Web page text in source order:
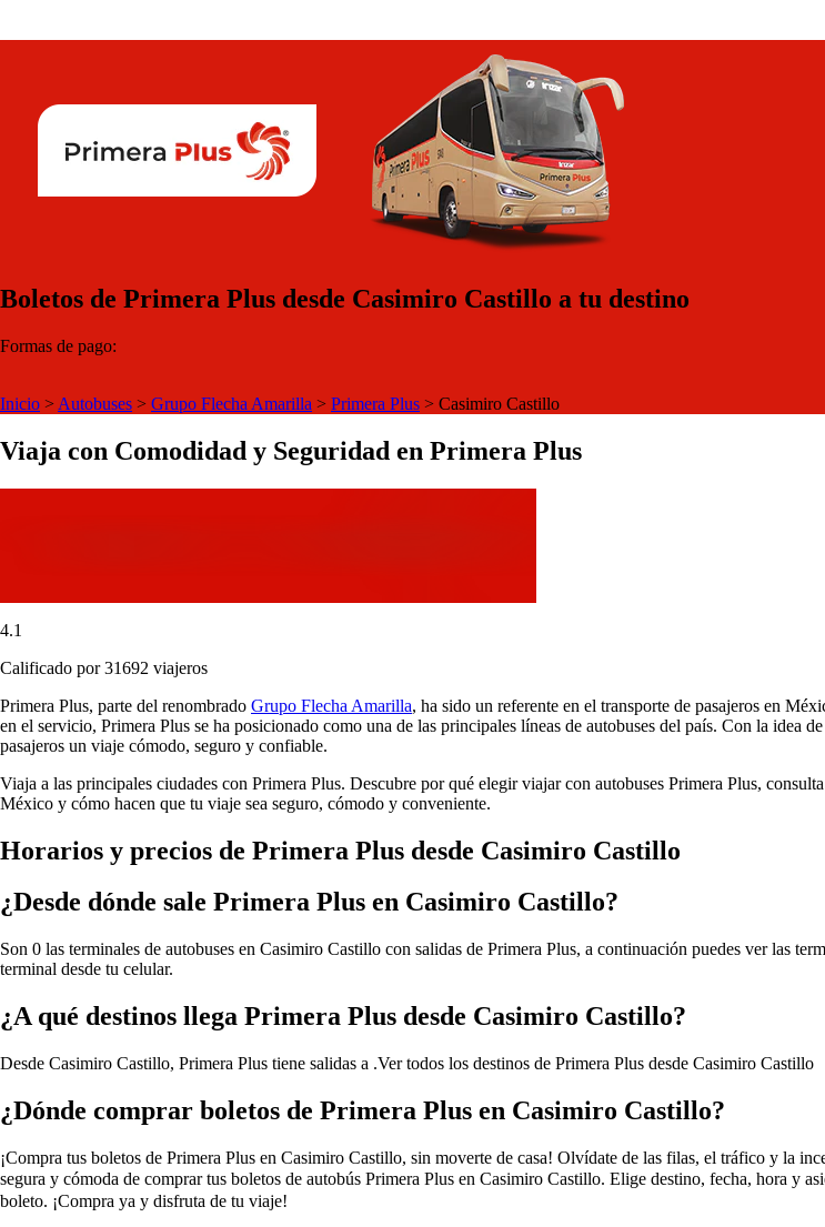
Boletos de Primera Plus desde Casimiro Castillo a tu destino
Formas de pago:
Inicio > Autobuses > Grupo Flecha Amarilla > Primera Plus > Casimiro Castillo
Viaja con Comodidad y Seguridad en Primera Plus
4.1
Calificado por 31692 viajeros
Primera Plus, parte del renombrado Grupo Flecha Amarilla, ha sido un referente en el transporte de pasajeros en
en el servicio, Primera Plus se ha posicionado como una de las principales líneas de autobuses del país. Con la
pasajeros un viaje cómodo, seguro y confiable.
Viaja a las principales ciudades con Primera Plus. Descubre por qué elegir viajar con autobuses Primera Plus,
México y cómo hacen que tu viaje sea seguro, cómodo y conveniente.
Horarios y precios de Primera Plus desde Casimiro Castillo
¿Desde dónde sale Primera Plus en Casimiro Castillo?
Son 0 las terminales de autobuses en Casimiro Castillo con salidas de Primera Plus, a continuación puedes ver las
terminal desde tu celular.
¿A qué destinos llega Primera Plus desde Casimiro Castillo?
Desde Casimiro Castillo, Primera Plus tiene salidas a .Ver todos los destinos de Primera Plus desde Casimiro Castillo
¿Dónde comprar boletos de Primera Plus en Casimiro Castillo?
¡Compra tus boletos de Primera Plus en Casimiro Castillo, sin moverte de casa! Olvídate de las filas, el tráfico y la
segura y cómoda de comprar tus boletos de autobús Primera Plus en Casimiro Castillo. Elige destino, fecha, hora y
boleto. ¡Compra ya y disfruta de tu viaje!